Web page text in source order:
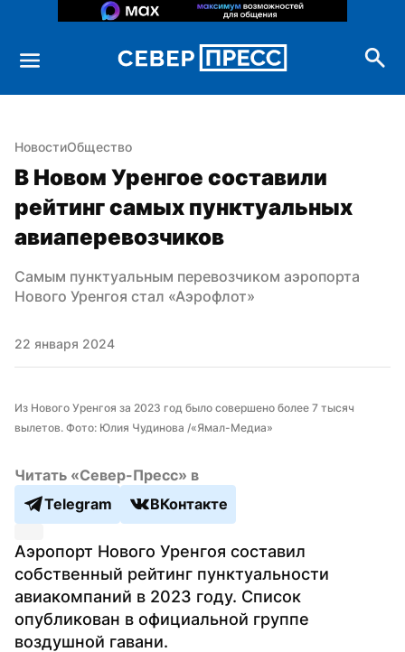
НовостиОбщество
В Новом Уренгое составили
рейтинг самых пунктуальных
авиаперевозчиков
Самым пунктуальным перевозчиком аэропорта
Нового Уренгоя стал «Аэрофлот»
22 января 2024
Из Нового Уренгоя за 2023 год было совершено более 7 тысяч
вылетов. Фото: Юлия Чудинова /«Ямал-Медиа»
Читать «Север-Пресс» в
Telegram
ВКонтакте
Аэропорт Нового Уренгоя составил
собственный рейтинг пунктуальности
авиакомпаний в 2023 году. Список
опубликован в официальной группе
воздушной гавани.